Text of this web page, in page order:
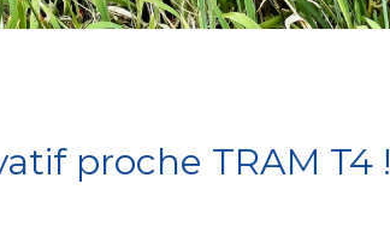
proche TRAM T4 !